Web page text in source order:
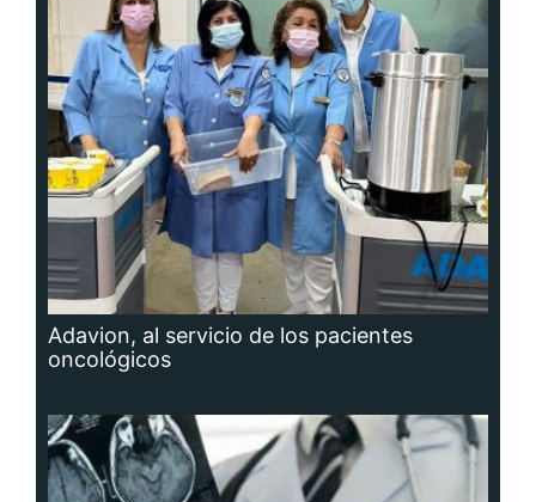
Adavion, al servicio de los pacientes
oncológicos